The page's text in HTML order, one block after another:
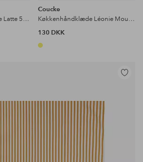
Køkkenhåndklæde Cafe Latte 50x76
Coucke
Køkkenhåndklæde Léonie Moutarde 50x75
130 DKK
Tilføj